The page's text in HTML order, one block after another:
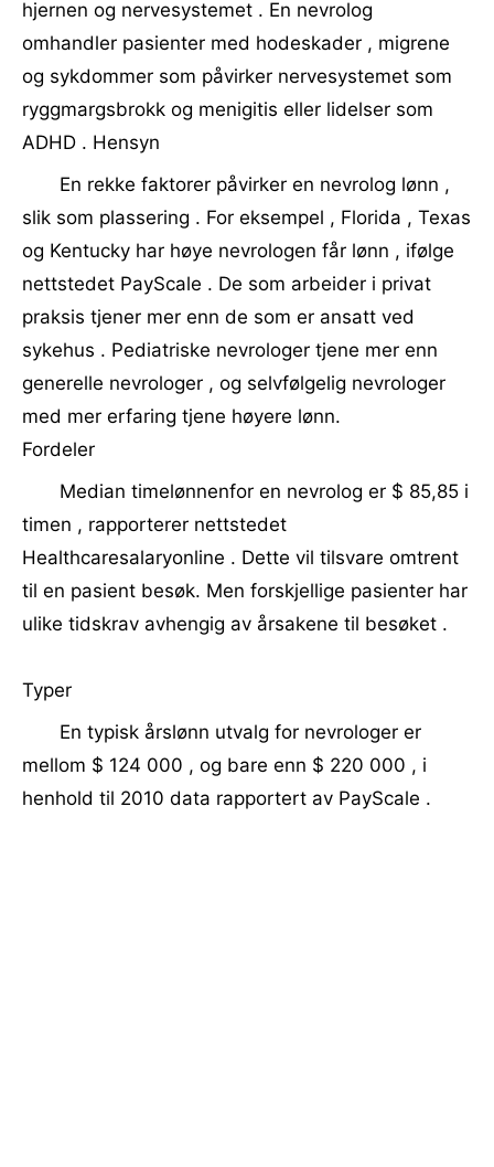
hjernen og nervesystemet . En nevrolog
omhandler pasienter med hodeskader , migrene
og sykdommer som påvirker nervesystemet som
ryggmargsbrokk og menigitis eller lidelser som
ADHD . Hensyn
En rekke faktorer påvirker en nevrolog lønn ,
slik som plassering . For eksempel , Florida , Texas
og Kentucky har høye nevrologen får lønn , ifølge
nettstedet PayScale . De som arbeider i privat
praksis tjener mer enn de som er ansatt ved
sykehus . Pediatriske nevrologer tjene mer enn
generelle nevrologer , og selvfølgelig nevrologer
med mer erfaring tjene høyere lønn.
Fordeler
Median timelønnenfor en nevrolog er $ 85,85 i
timen , rapporterer nettstedet
Healthcaresalaryonline . Dette vil tilsvare omtrent
til en pasient besøk. Men forskjellige pasienter har
ulike tidskrav avhengig av årsakene til besøket .
Typer
En typisk årslønn utvalg for nevrologer er
mellom $ 124 000 , og bare enn $ 220 000 , i
henhold til 2010 data rapportert av PayScale .